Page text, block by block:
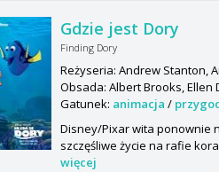
Gdzie jest Dory
Finding Dory
Reżyseria: Andrew Stanton,
Obsada: Albert Brooks,
Gatunek: animacja /
Disney/Pixar wita ponownie
szczęśliwe życie na rafie
więcej